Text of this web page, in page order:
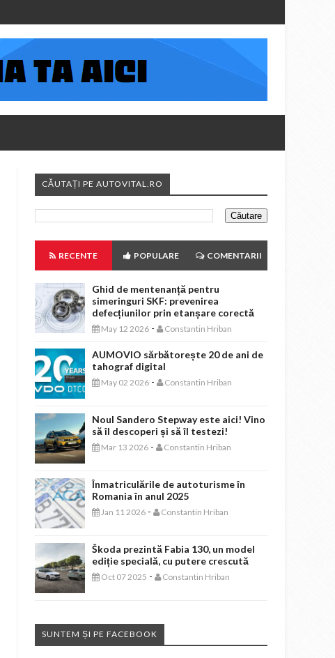
CĂUTAȚI PE AUTOVITAL.RO
RECENTE POPULARE COMENTARII
Ghid de mentenanță pentru
simeringuri SKF: prevenirea
defecțiunilor prin etanșare corectă
May 12 2026 - Constantin Hriban
AUMOVIO sărbătorește 20 de ani de
tahograf digital
May 02 2026 - Constantin Hriban
Noul Sandero Stepway este aici! Vino
să îl descoperi și să îl testezi!
Mar 13 2026 - Constantin Hriban
Înmatriculările de autoturisme în
Romania în anul 2025
Jan 11 2026 - Constantin Hriban
Škoda prezintă Fabia 130, un model
ediție specială, cu putere crescută
Oct 07 2025 - Constantin Hriban
SUNTEM ȘI PE FACEBOOK